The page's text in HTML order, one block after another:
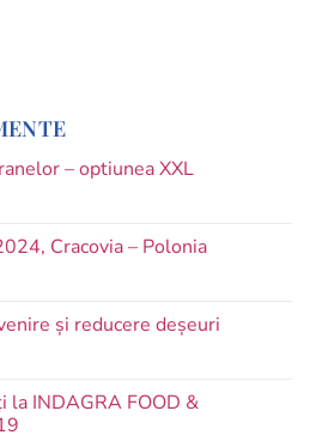
– optiunea XXL
Cracovia – Polonia
și reducere deșeuri
la INDAGRA FOOD &